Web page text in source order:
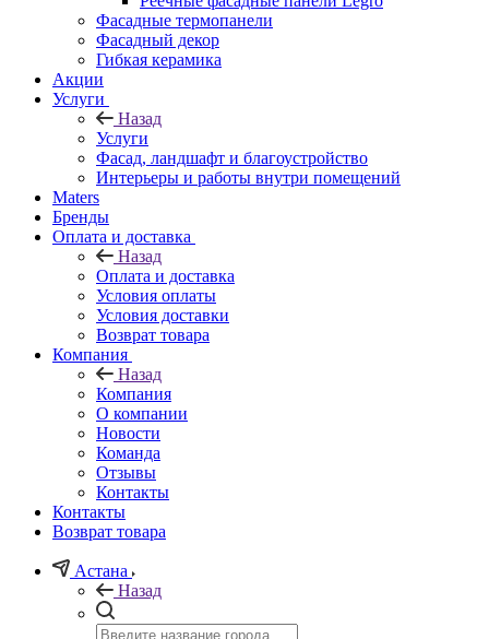
Фасадные термопанели
Фасадный декор
Гибкая керамика
Акции
Услуги
Назад
Услуги
Фасад, ландшафт и благоустройство
Интерьеры и работы внутри помещений
Maters
Бренды
Оплата и доставка
Назад
Оплата и доставка
Условия оплаты
Условия доставки
Возврат товара
Компания
Назад
Компания
О компании
Новости
Команда
Отзывы
Контакты
Контакты
Возврат товара
Астана
Назад